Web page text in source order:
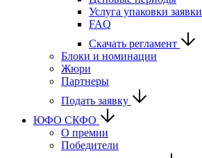
Услуга упаковки заявки
FAQ
Скачать регламент
Блоки и номинации
Жюри
Партнеры
Подать заявку
ЮФО СКФО
О премии
Победители